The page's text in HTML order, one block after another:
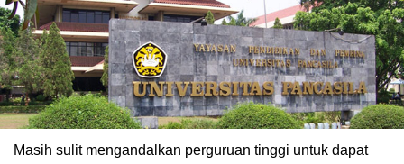
Masih sulit mengandalkan perguruan tinggi untuk dapat